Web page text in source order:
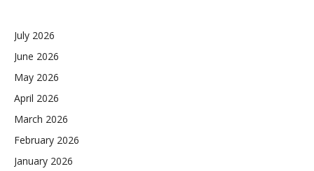
July 2026
June 2026
May 2026
April 2026
March 2026
February 2026
January 2026